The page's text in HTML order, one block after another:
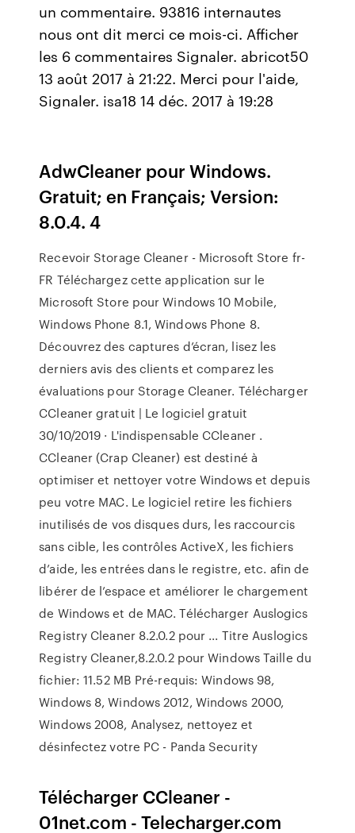
un commentaire. 93816 internautes
nous ont dit merci ce mois-ci. Afficher
les 6 commentaires Signaler. abricot50
13 août 2017 à 21:22. Merci pour l'aide,
Signaler. isa18 14 déc. 2017 à 19:28
AdwCleaner pour Windows.
Gratuit; en Français; Version:
8.0.4. 4
Recevoir Storage Cleaner - Microsoft Store fr-
FR Téléchargez cette application sur le
Microsoft Store pour Windows 10 Mobile,
Windows Phone 8.1, Windows Phone 8.
Découvrez des captures d’écran, lisez les
derniers avis des clients et comparez les
évaluations pour Storage Cleaner. Télécharger
CCleaner gratuit | Le logiciel gratuit
30/10/2019 · L'indispensable CCleaner .
CCleaner (Crap Cleaner) est destiné à
optimiser et nettoyer votre Windows et depuis
peu votre MAC. Le logiciel retire les fichiers
inutilisés de vos disques durs, les raccourcis
sans cible, les contrôles ActiveX, les fichiers
d’aide, les entrées dans le registre, etc. afin de
libérer de l’espace et améliorer le chargement
de Windows et de MAC. Télécharger Auslogics
Registry Cleaner 8.2.0.2 pour ... Titre Auslogics
Registry Cleaner,8.2.0.2 pour Windows Taille du
fichier: 11.52 MB Pré-requis: Windows 98,
Windows 8, Windows 2012, Windows 2000,
Windows 2008, Analysez, nettoyez et
désinfectez votre PC - Panda Security
Télécharger CCleaner -
01net.com - Telecharger.com